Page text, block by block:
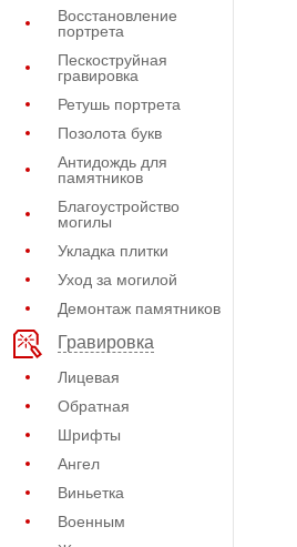
Восстановление
портрета
Пескоструйная
гравировка
Ретушь портрета
Позолота букв
Антидождь для
памятников
Благоустройство
могилы
Укладка плитки
Уход за могилой
Демонтаж памятников
Гравировка
Лицевая
Обратная
Шрифты
Ангел
Виньетка
Военным